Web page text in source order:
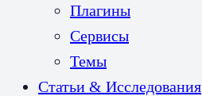
Плагины
Сервисы
Темы
Статьи & Исследования